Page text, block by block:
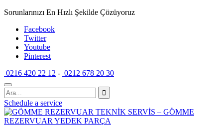
Sorunlarınızı En Hızlı Şekilde Çözüyoruz
Facebook
Twitter
Youtube
Pinterest
0216 420 22 12 - 0212 678 20 30
Schedule a service